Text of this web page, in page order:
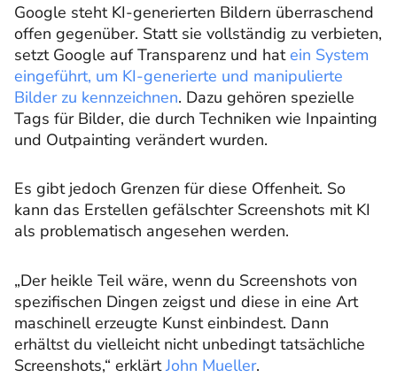
Google steht KI-generierten Bildern überraschend
offen gegenüber. Statt sie vollständig zu verbieten,
setzt Google auf Transparenz und hatein System
eingeführt, um KI-generierte und manipulierte
Bilder zu kennzeichnen. Dazu gehören spezielle
Tags für Bilder, die durch Techniken wie Inpainting
und Outpainting verändert wurden.
Es gibt jedoch Grenzen für diese Offenheit. So
kann das Erstellen gefälschter Screenshots mit KI
als problematisch angesehen werden.
„Der heikle Teil wäre, wenn du Screenshots von
spezifischen Dingen zeigst und diese in eine Art
maschinell erzeugte Kunst einbindest. Dann
erhältst du vielleicht nicht unbedingt tatsächliche
Screenshots,“ erklärtJohn Mueller.